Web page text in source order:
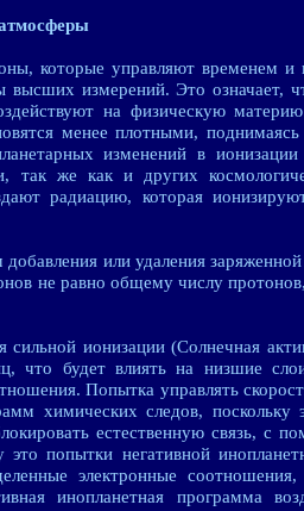
которые управляют временем и
высших измерений. Это означает,
на физическую
менее плотными,
изменений в ионизации
так же как и других
радиацию, которая
или удаления
не равно общему числу
ионизации (Солнечная
что будет влиять на низшие
Попытка управлять
химических следов, поскольку
естественную связь, с
попытки негативной
электронные соотношения,
инопланетная программа